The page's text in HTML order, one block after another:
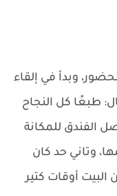
وبدأ في إلقاء
طبعًا كل النجاح
الفندق للمكانة
وتاني حد كان
أوقات كتير